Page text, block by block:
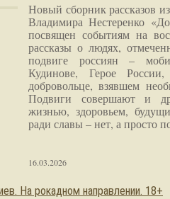
Новый сборник рассказов
Владимира Нестеренко
посвящен событиям на
рассказы о людях,
подвиге россиян –
Кудинове, Герое
добровольце, взявшем
Подвиги совершают и
жизнью, здоровьем,
ради славы – нет, а просто
16.03.2026
На рокадном направлении. 18+